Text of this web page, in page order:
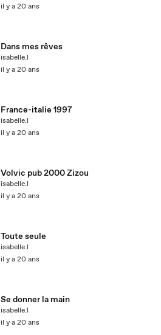
il y a 20 ans
Dans mes rêves
isabelle.l
il y a 20 ans
France-italie 1997
isabelle.l
il y a 20 ans
Volvic pub 2000 Zizou
isabelle.l
il y a 20 ans
Toute seule
isabelle.l
il y a 20 ans
Se donner la main
isabelle.l
il y a 20 ans